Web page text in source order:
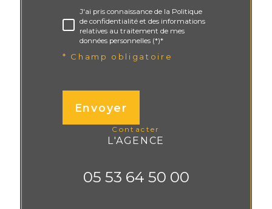
J'ai pris connaissance de la Politique
de confidentialité et des informations
relatives au traitement de mes
données personnelles (*)*
* Champ obligatoire
Envoyer
contacter
L'AGENCE
05 53 64 50 00